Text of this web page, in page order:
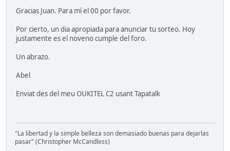
Gracias Juan. Para mí el 00 por favor.
Por cierto, un dia apropiada para anunciar tu sorteo. Hoy
justamente es el noveno cumple del foro.
Un abrazo.
Abel
Enviat des del meu OUKITEL C2 usant Tapatalk
"La libertad y la simple belleza son demasiado buenas para dejarlas
pasar" (Christopher McCandless)